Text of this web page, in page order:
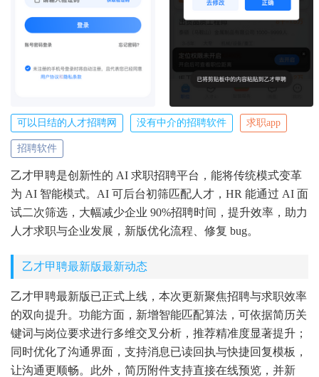
可以日结的人才招聘网 没有中介的招聘软件 求职app
招聘软件
乙才甲聘是创新性的 AI 求职招聘平台，能将传统模式变革
为 AI 智能模式。AI 可后台初筛匹配人才，HR 能通过 AI 面
试二次筛选，大幅减少企业 90%招聘时间，提升效率，助力
人才求职与企业发展，新版优化流程、修复 bug。
乙才甲聘最新版最新动态
乙才甲聘最新版已正式上线，本次更新聚焦招聘与求职效率
的双向提升。功能方面，新增智能匹配算法，可依据简历关
键词与岗位要求进行多维交叉分析，推荐精准度显著提升；
同时优化了沟通界面，支持消息已读回执与快捷回复模板，
让沟通更顺畅。此外，简历附件支持直接在线预览，并新